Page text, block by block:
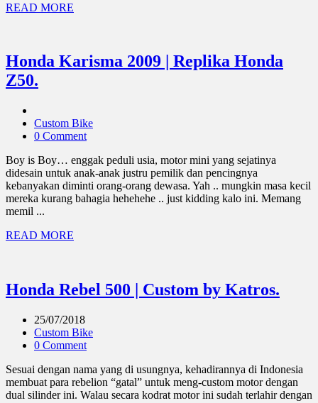
READ MORE
Honda Karisma 2009 | Replika Honda
Z50.
Custom Bike
0 Comment
Boy is Boy… enggak peduli usia, motor mini yang sejatinya
didesain untuk anak-anak justru pemilik dan pencingnya
kebanyakan diminti orang-orang dewasa. Yah .. mungkin masa kecil
mereka kurang bahagia hehehehe .. just kidding kalo ini. Memang
memil ...
READ MORE
Honda Rebel 500 | Custom by Katros.
25/07/2018
Custom Bike
0 Comment
Sesuai dengan nama yang di usungnya, kehadirannya di Indonesia
membuat para rebelion “gatal” untuk meng-custom motor dengan
dual silinder ini. Walau secara kodrat motor ini sudah terlahir dengan